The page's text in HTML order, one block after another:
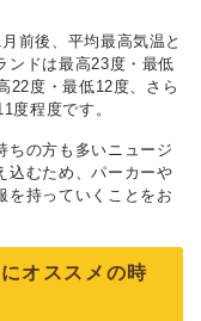
前後、平均最高気温と
ンドは最高23度・最低
22度・最低12度、さら
度程度です。
ちの方も多いニュージ
込むため、パーカーや
を持っていくことをお
オススメの時